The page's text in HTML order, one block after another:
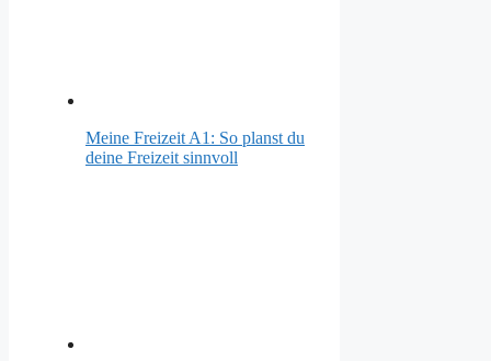
Meine Freizeit A1: So planst du
deine Freizeit sinnvoll